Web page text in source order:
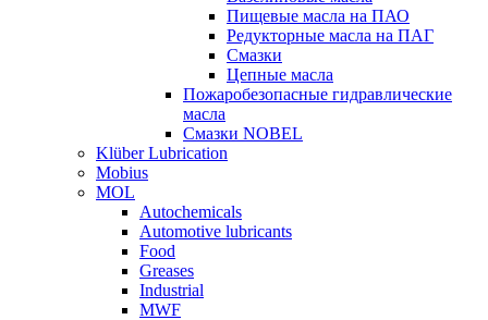
Пищевые масла на ПАО
Редукторные масла на ПАГ
Смазки
Цепные масла
Пожаробезопасные гидравлические
масла
Смазки NOBEL
Klüber Lubrication
Mobius
MOL
Autochemicals
Automotive lubricants
Food
Greases
Industrial
MWF